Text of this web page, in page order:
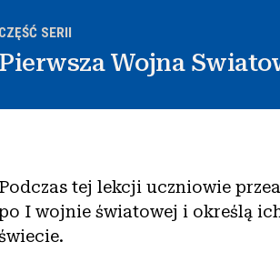
CZĘŚĆ SERII
Pierwsza Wojna
Podczas tej lekcji uczniowie
I wojnie światowej i określą